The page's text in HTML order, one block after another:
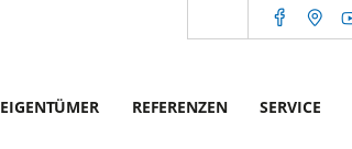
EIGENTÜMER REFERENZEN SERVICE